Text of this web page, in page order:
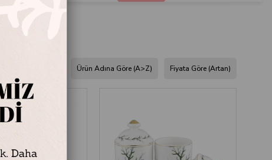
Fiyata Göre (Artan)
Ürün Adına Göre (A>Z)